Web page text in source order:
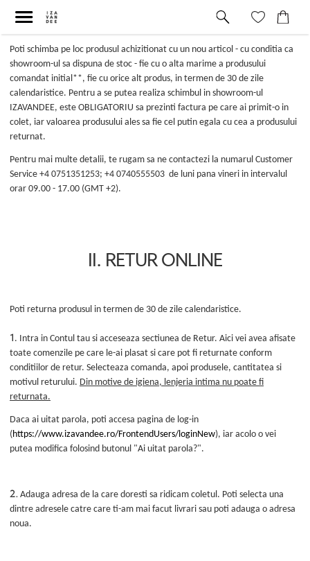
Poti schimba pe loc produsul achizitionat cu un nou articol - cu conditia ca
showroom-ul sa dispuna de stoc - fie cu o alta marime a produsului
comandat initial**, fie cu orice alt produs, in termen de 30 de zile
calendaristice. Pentru a se putea realiza schimbul in showroom-ul
IZAVANDEE, este OBLIGATORIU sa prezinti factura pe care ai primit-o in
colet, iar valoarea produsului ales sa fie cel putin egala cu cea a produsului
returnat.
Pentru mai multe detalii, te rugam sa ne contactezi la numarul Customer
Service +4 0751351253; +4 0740555503 de luni pana vineri in intervalul
orar 09.00 - 17.00 (GMT +2).
II. RETUR ONLINE
Poti returna produsul in termen de 30 de zile calendaristice.
1 . Intra in Contul tau si acceseaza sectiunea de Retur. Aici vei avea afisate
toate comenzile pe care le-ai plasat si care pot fi returnate conform
conditiilor de retur. Selecteaza comanda, apoi produsele, cantitatea si
motivul returului. Din motive de igiena, lenjeria intima nu poate fi
returnata.
Daca ai uitat parola, poti accesa pagina de log-in
(https://www.izavandee.ro/FrontendUsers/loginNew), iar acolo o vei
putea modifica folosind butonul "Ai uitat parola?".
2. Adauga adresa de la care doresti sa ridicam coletul. Poti selecta una
dintre adresele catre care ti-am mai facut livrari sau poti adauga o adresa
noua.